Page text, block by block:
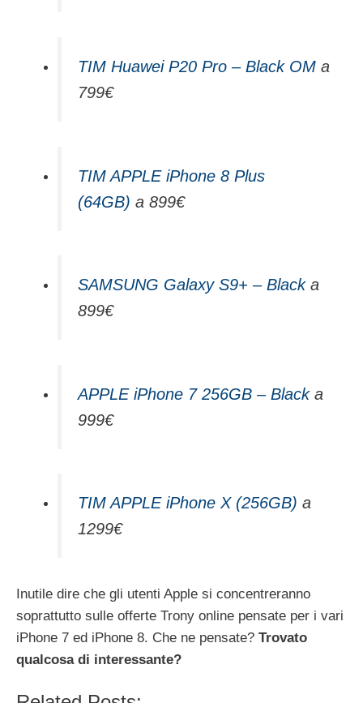
TIM Huawei P20 Pro – Black OM a
799€
TIM APPLE iPhone 8 Plus
(64GB) a 899€
SAMSUNG Galaxy S9+ – Blacka
899€
APPLE iPhone 7 256GB – Blacka
999€
TIM APPLE iPhone X (256GB) a
1299€
Inutile dire che gli utenti Apple si concentreranno
soprattutto sulle offerte Trony online pensate per i vari
iPhone 7 ed iPhone 8. Che ne pensate? Trovato
qualcosa di interessante?